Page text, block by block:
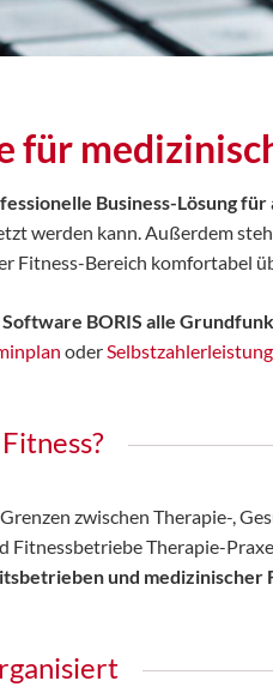
für
Business-Lösung
werden kann. Außerdem
Fitness-Bereich komfortabel
BORIS alle
oder
zwischen Therapie-,
Fitnessbetriebe Therapie-
und